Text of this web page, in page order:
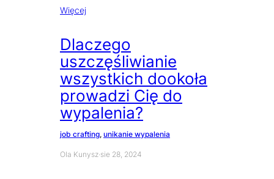
Więcej
Dlaczego
uszczęśliwianie
wszystkich dookoła
prowadzi Cię do
wypalenia?
job crafting, unikanie wypalenia
Ola Kunysz·sie 28, 2024